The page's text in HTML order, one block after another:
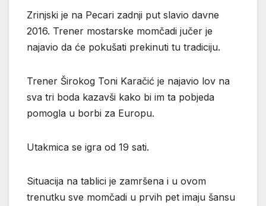
Zrinjski je na Pecari zadnji put slavio davne
2016. Trener mostarske momčadi jučer je
najavio da će pokušati prekinuti tu tradiciju.
Trener Širokog Toni Karačić je najavio lov na
sva tri boda kazavši kako bi im ta pobjeda
pomogla u borbi za Europu.
Utakmica se igra od 19 sati.
Situacija na tablici je zamršena i u ovom
trenutku sve momčadi u prvih pet imaju šansu